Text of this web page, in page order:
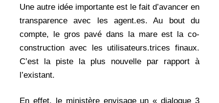
Une autre idée importante est le fait d’avancer en
transparence avec les agent.es. Au bout du
compte, le gros pavé dans la mare est la co-
construction avec les utilisateurs.trices finaux.
C’est la piste la plus nouvelle par rapport à
l’existant.
En effet, le ministère envisage un « dialogue 3